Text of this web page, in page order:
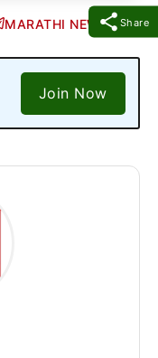
Share
MARATHI NEWS
Join Now